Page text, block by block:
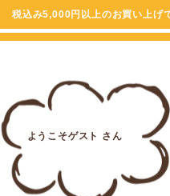
税込み5,000円以上のお買い上げ
ようこそゲスト さん